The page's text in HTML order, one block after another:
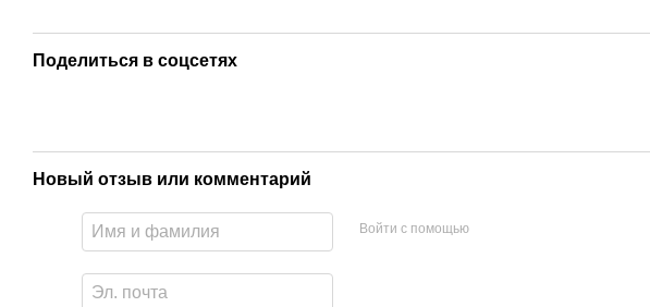
Поделиться в соцсетях
Новый отзыв или комментарий
Войти с помощью